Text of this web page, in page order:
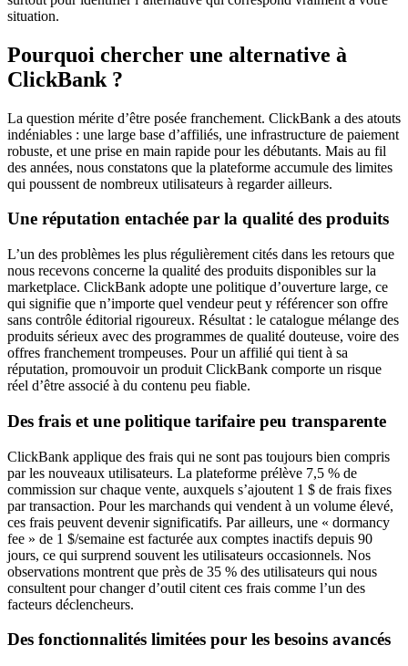
situation.
Pourquoi chercher une alternative à
ClickBank ?
La question mérite d’être posée franchement. ClickBank a des atouts
indéniables : une large base d’affiliés, une infrastructure de paiement
robuste, et une prise en main rapide pour les débutants. Mais au fil
des années, nous constatons que la plateforme accumule des limites
qui poussent de nombreux utilisateurs à regarder ailleurs.
Une réputation entachée par la qualité des produits
L’un des problèmes les plus régulièrement cités dans les retours que
nous recevons concerne la qualité des produits disponibles sur la
marketplace. ClickBank adopte une politique d’ouverture large, ce
qui signifie que n’importe quel vendeur peut y référencer son offre
sans contrôle éditorial rigoureux. Résultat : le catalogue mélange des
produits sérieux avec des programmes de qualité douteuse, voire des
offres franchement trompeuses. Pour un affilié qui tient à sa
réputation, promouvoir un produit ClickBank comporte un risque
réel d’être associé à du contenu peu fiable.
Des frais et une politique tarifaire peu transparente
ClickBank applique des frais qui ne sont pas toujours bien compris
par les nouveaux utilisateurs. La plateforme prélève 7,5 % de
commission sur chaque vente, auxquels s’ajoutent 1 $ de frais fixes
par transaction. Pour les marchands qui vendent à un volume élevé,
ces frais peuvent devenir significatifs. Par ailleurs, une « dormancy
fee » de 1 $/semaine est facturée aux comptes inactifs depuis 90
jours, ce qui surprend souvent les utilisateurs occasionnels. Nos
observations montrent que près de 35 % des utilisateurs qui nous
consultent pour changer d’outil citent ces frais comme l’un des
facteurs déclencheurs.
Des fonctionnalités limitées pour les besoins avancés